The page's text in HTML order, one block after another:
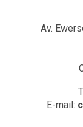
Av.
E-mail: